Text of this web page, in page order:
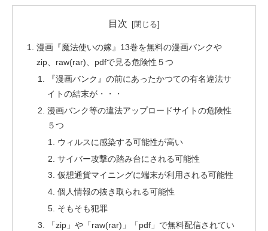
目次
漫画『魔法使いの嫁』13巻を無料の漫画バンクや
zip、raw(rar)、pdfで見る危険性５つ
『漫画バンク』の前にあったかつての有名違法サ
イトの結末が・・・
漫画バンク等の違法アップロードサイトの危険性
５つ
ウィルスに感染する可能性が高い
サイバー攻撃の踏み台にされる可能性
仮想通貨マイニングに端末が利用される可能性
個人情報の抜き取られる可能性
そもそも犯罪
「zip」や「raw(rar)」「pdf」で無料配信されてい